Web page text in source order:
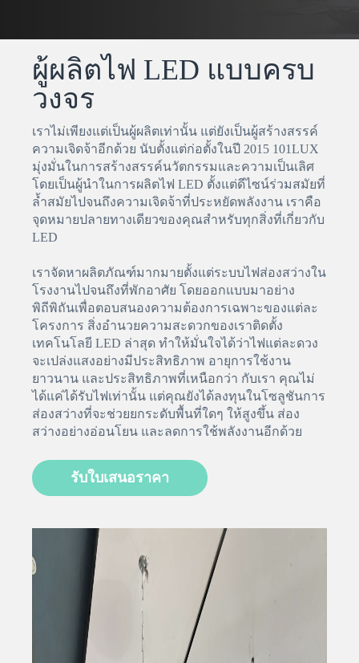
ผู้ผลิตไฟ LED แบบครบ
วงจร
เราไม่เพียงแต่เป็นผู้ผลิตเท่านั้น แต่ยังเป็นผู้สร้างสรรค์
ความเจิดจ้าอีกด้วย นับตั้งแต่ก่อตั้งในปี 2015 101LUX
มุ่งมั่นในการสร้างสรรค์นวัตกรรมและความเป็นเลิศ
โดยเป็นผู้นำในการผลิตไฟ LED ตั้งแต่ดีไซน์ร่วมสมัยที่
ล้ำสมัยไปจนถึงความเจิดจ้าที่ประหยัดพลังงาน เราคือ
จุดหมายปลายทางเดียวของคุณสำหรับทุกสิ่งที่เกี่ยวกับ
LED
เราจัดหาผลิตภัณฑ์มากมายตั้งแต่ระบบไฟส่องสว่างใน
โรงงานไปจนถึงที่พักอาศัย โดยออกแบบมาอย่าง
พิถีพิถันเพื่อตอบสนองความต้องการเฉพาะของแต่ละ
โครงการ สิ่งอำนวยความสะดวกของเราติดตั้ง
เทคโนโลยี LED ล่าสุด ทำให้มั่นใจได้ว่าไฟแต่ละดวง
จะเปล่งแสงอย่างมีประสิทธิภาพ อายุการใช้งาน
ยาวนาน และประสิทธิภาพที่เหนือกว่า กับเรา คุณไม่
ได้แค่ได้รับไฟเท่านั้น แต่คุณยังได้ลงทุนในโซลูชันการ
ส่องสว่างที่จะช่วยยกระดับพื้นที่ใดๆ ให้สูงขึ้น ส่อง
สว่างอย่างอ่อนโยน และลดการใช้พลังงานอีกด้วย
รับใบเสนอราคา